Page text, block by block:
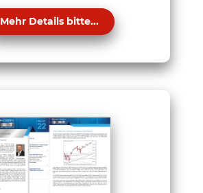
Mehr Details bitte...